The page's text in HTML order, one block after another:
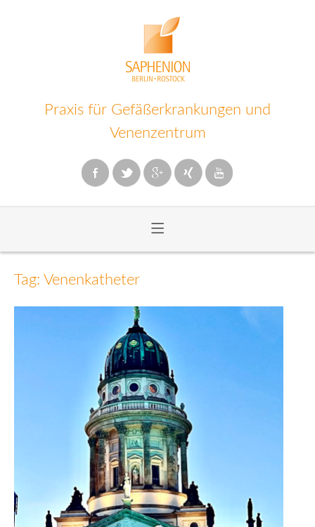
Praxis für Gefäßerkrankungen und
Venenzentrum
≡
Inhalt
Tag: Venenkatheter